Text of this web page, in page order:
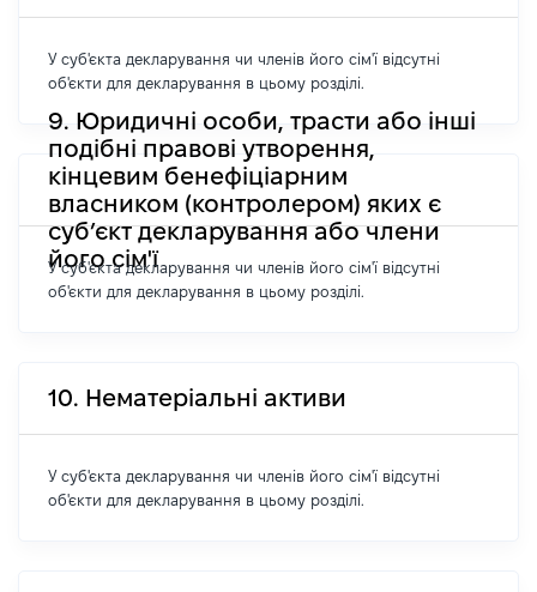
У суб'єкта декларування чи членів його сім'ї відсутні
об'єкти для декларування в цьому розділі.
9. Юридичні особи, трасти або інші
подібні правові утворення,
кінцевим бенефіціарним
власником (контролером) яких є
суб’єкт декларування або члени
його сім'ї
У суб'єкта декларування чи членів його сім'ї відсутні
об'єкти для декларування в цьому розділі.
10. Нематеріальні активи
У суб'єкта декларування чи членів його сім'ї відсутні
об'єкти для декларування в цьому розділі.